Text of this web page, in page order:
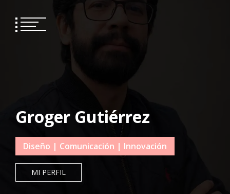
Groger Gutiérrez
Diseño | Comunicación | Innovación
MI PERFIL